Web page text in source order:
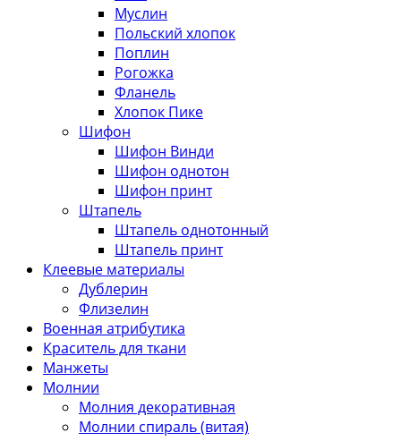
Муслин
Польский хлопок
Поплин
Рогожка
Фланель
Хлопок Пике
Шифон
Шифон Винди
Шифон однотон
Шифон принт
Штапель
Штапель однотонный
Штапель принт
Клеевые материалы
Дублерин
Флизелин
Военная атрибутика
Краситель для ткани
Манжеты
Молнии
Молния декоративная
Молнии спираль (витая)